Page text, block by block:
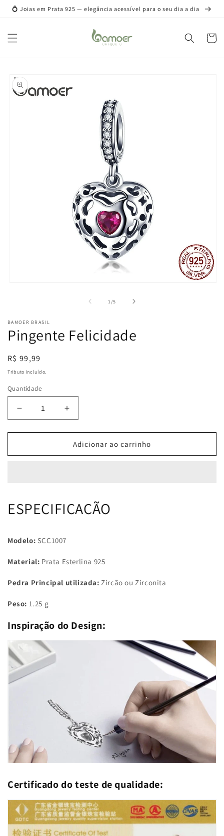
para o
💍 Joias em Prata 925 — elegância acessível para o seu dia a dia
as
informações
do produto
modal
1 /de
5
BAMOER BRASIL
Pingente Felicidade
Preço
normal
R$ 99,99
Tributo incluído.
Quantidade
Diminuir
a
quantidade
Pingente
Aumentar
a
quantidade
de
Pingente
Adicionar ao carrinho
ESPECIFICAÇÃO
Modelo: SCC1007
Material: Prata Esterlina 925
Pedra Principal utilizada: Zircão ou Zirconita
Peso: 1.25 g
Inspiração do Design:
Certificado do teste de qualidade: